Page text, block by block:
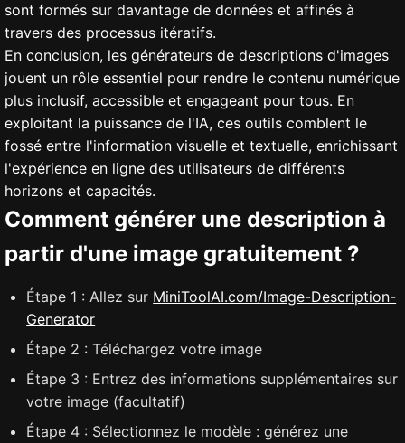
sont formés sur davantage de données et affinés à
travers des processus itératifs.
En conclusion, les générateurs de descriptions d'images
jouent un rôle essentiel pour rendre le contenu numérique
plus inclusif, accessible et engageant pour tous. En
exploitant la puissance de l'IA, ces outils comblent le
fossé entre l'information visuelle et textuelle, enrichissant
l'expérience en ligne des utilisateurs de différents
horizons et capacités.
Comment générer une description à
partir d'une image gratuitement ?
Étape 1 : Allez sur MiniToolAI.com/Image-Description-
Generator
Étape 2 : Téléchargez votre image
Étape 3 : Entrez des informations supplémentaires sur
votre image (facultatif)
Étape 4 : Sélectionnez le modèle : générez une